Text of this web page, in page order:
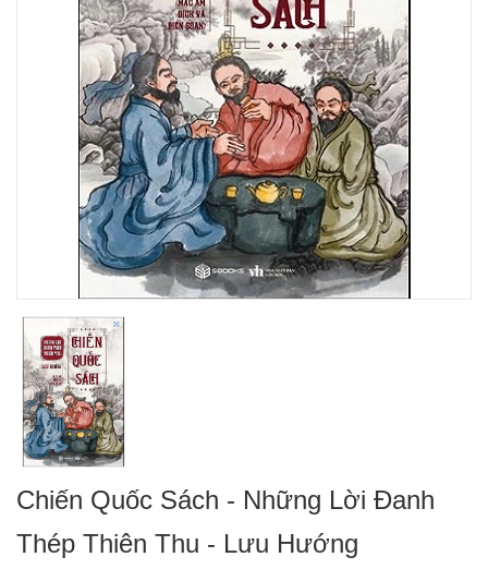
Chiến Quốc Sách - Những Lời Đanh
Thép Thiên Thu - Lưu Hướng